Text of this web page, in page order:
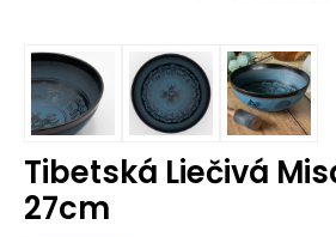
Tibetská Liečivá
27cm